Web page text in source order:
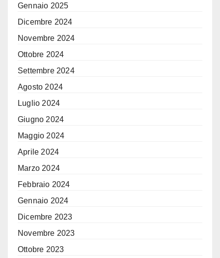
Gennaio 2025
Dicembre 2024
Novembre 2024
Ottobre 2024
Settembre 2024
Agosto 2024
Luglio 2024
Giugno 2024
Maggio 2024
Aprile 2024
Marzo 2024
Febbraio 2024
Gennaio 2024
Dicembre 2023
Novembre 2023
Ottobre 2023